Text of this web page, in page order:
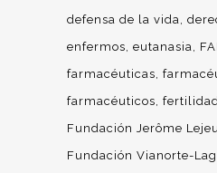
defensa de la vida
enfermos eutanasia
farmacéuticas
farmacéuticos
Fundación Jerôme
Fundación Vianorte-